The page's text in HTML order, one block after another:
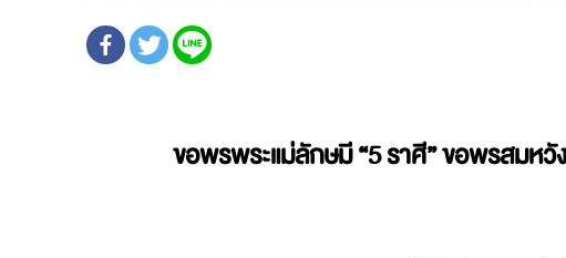
ขอพรพระแม่ลักษมี“5 ราศี” ขอพรสมหวั